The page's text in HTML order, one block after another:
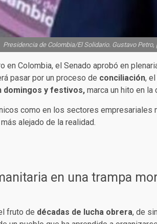
Presidencia de Colombia/El Solidario. Gustavo
en Colombia, el Senado aprobó en
pasar por un proceso de conciliación,
domingos y festivos, marca un hito en
como en los sectores
más alejado de la realidad.
en una trampa
fruto de décadas de lucha obrera, de